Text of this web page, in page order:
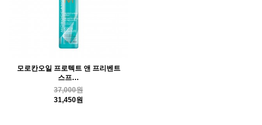
모로칸오일 프로텍트 앤 프리벤트
스프…
37,000원
31,450원